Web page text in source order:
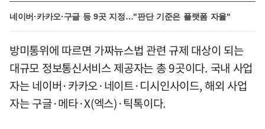
네이버·카카오·구글 등 9곳 지정…"판단 기준은 플랫폼 자율"
방미통위에 따르면 가짜뉴스법 관련 규제 대상이 되는
대규모 정보통신서비스 제공자는 총 9곳이다. 국내 사업
자는 네이버·카카오·네이트·디시인사이드, 해외 사업
자는 구글·메타·X(엑스)·틱톡이다.